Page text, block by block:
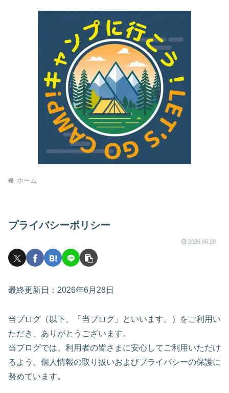
ホーム
プライバシーポリシー
2026.06.28
最終更新日：2026年6月28日
当ブログ（以下、「当ブログ」といいます。）をご利用い
ただき、ありがとうございます。
当ブログでは、利用者の皆さまに安心してご利用いただけ
るよう、個人情報の取り扱いおよびプライバシーの保護に
努めています。